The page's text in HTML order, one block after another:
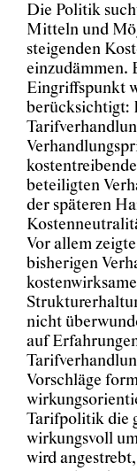
Die Politik
Mitteln und
steigenden
einzudämmen.
Eingriffspunkt
berücksichtigt:
beteiligten
der späteren
Vor allem
bisherigen
nicht
auf
Vorschläge
Tarifpolitik die
wirkungsvoll
wird